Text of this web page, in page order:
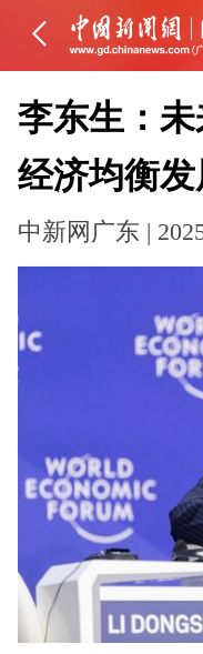
李东生：
经济均衡发
中新网广东 |